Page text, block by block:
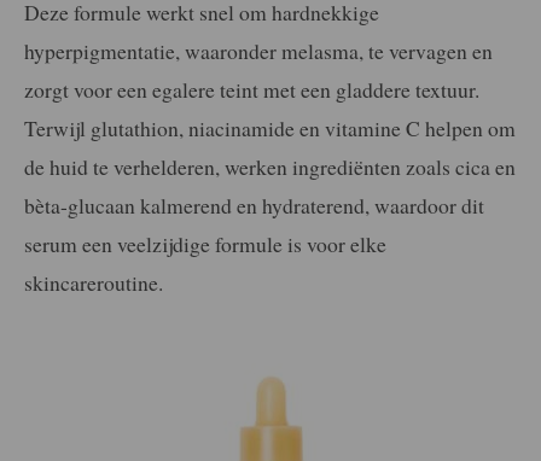
Deze formule werkt snel om hardnekkige
hyperpigmentatie, waaronder melasma, te vervagen en
zorgt voor een egalere teint met een gladdere textuur.
Terwijl glutathion, niacinamide en vitamine C helpen om
de huid te verhelderen, werken ingrediënten zoals cica en
bèta-glucaan kalmerend en hydraterend, waardoor dit
serum een veelzijdige formule is voor elke
skincareroutine.